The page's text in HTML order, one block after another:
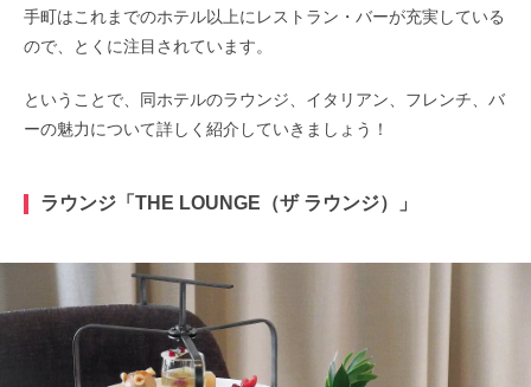
手町はこれまでのホテル以上にレストラン・バーが充実している
ので、とくに注目されています。
ということで、同ホテルのラウンジ、イタリアン、フレンチ、バ
ーの魅力について詳しく紹介していきましょう！
ラウンジ「THE LOUNGE（ザ ラウンジ）」